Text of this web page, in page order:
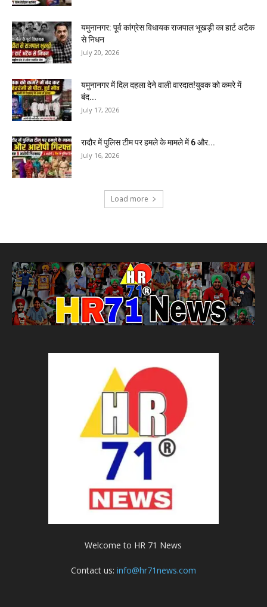
यमुनानगर: पूर्व कांग्रेस विधायक राजपाल भूखड़ी का हार्ट अटैक
से निधन
July 20, 2026
यमुनानगर में दिल दहला देने वाली वारदात!युवक को कमरे में
बंद...
July 17, 2026
रादौर में पुलिस टीम पर हमले के मामले में 6 और...
July 16, 2026
Load more
Welcome to HR 71 News
Contact us: info@hr71news.com